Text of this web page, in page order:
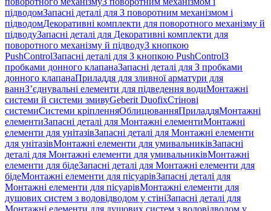
підводомЗапасні деталі для З поворотним механізмом і
підводомДекоративні комплекти для поворотного механізму й
підводуЗапасні деталі для Декоративні комплекти для
поворотного механізму й підводуЗ кнопкою
PushControlЗапасні деталі для З кнопкою PushControlЗ
пробками донного клапанаЗапасні деталі для З пробками
донного клапанаПриладдя для зливної арматури для
ваннЗ’єднувальні елементи для підведення водиМонтажні
системи й системи змивуGeberit DuofixСтінові
системиСистеми кріпленняОблицюванняПриладдяМонтажні
елементиЗапасні деталі для Монтажні елементиМонтажні
елементи для унітазівЗапасні деталі для Монтажні елементи
для унітазівМонтажні елементи для умивальниківЗапасні
деталі для Монтажні елементи для умивальниківМонтажні
елементи для бідеЗапасні деталі для Монтажні елементи для
бідеМонтажні елементи для пісуарівЗапасні деталі для
Монтажні елементи для пісуарівМонтажні елементи для
душових систем з водовідводом у стініЗапасні деталі для
Монтажні елементи для душових систем з водовідводом у